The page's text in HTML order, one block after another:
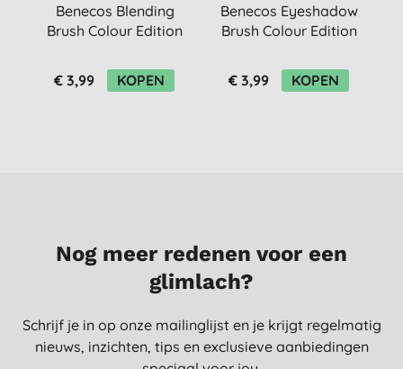
Benecos Blending
Brush Colour Edition
€ 3,99 KOPEN
Benecos Eyeshadow
Brush Colour Edition
€ 3,99 KOPEN
Nog meer redenen voor een
glimlach?
Schrijf je in op onze mailinglijst en je krijgt regelmatig
nieuws, inzichten, tips en exclusieve aanbiedingen